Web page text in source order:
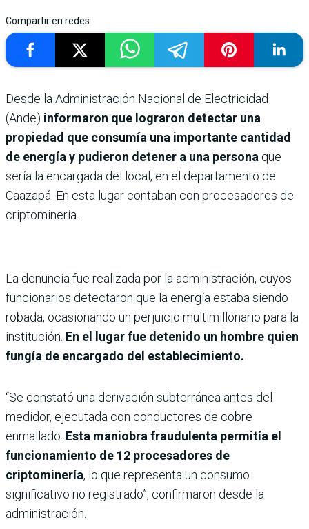
Compartir en redes
Desde la Administración Nacional de Electricidad
(Ande) informaron que lograron detectar una
propiedad que consumía una importante cantidad
de energía y pudieron detener a una persona que
sería la encargada del local, en el departamento de
Caazapá. En esta lugar contaban con procesadores de
criptominería.
La denuncia fue realizada por la administración, cuyos
funcionarios detectaron que la energía estaba siendo
robada, ocasionando un perjuicio multimillonario para la
institución. En el lugar fue detenido un hombre quien
fungía de encargado del establecimiento.
“Se constató una derivación subterránea antes del
medidor, ejecutada con conductores de cobre
enmallado. Esta maniobra fraudulenta permitía el
funcionamiento de 12 procesadores de
criptominería, lo que representa un consumo
significativo no registrado”, confirmaron desde la
administración.